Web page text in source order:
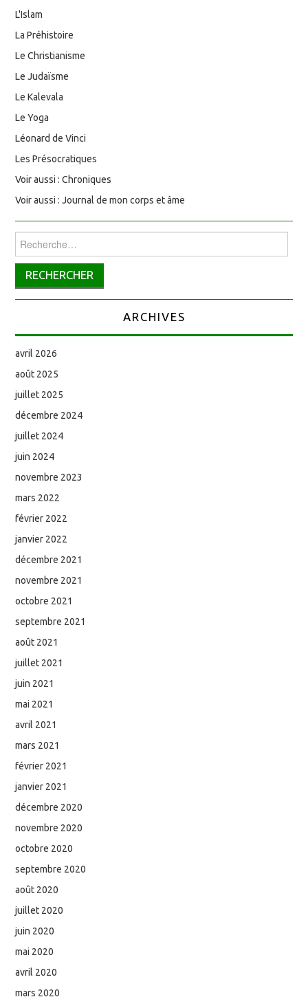
L'Islam
La Préhistoire
Le Christianisme
Le Judaïsme
Le Kalevala
Le Yoga
Léonard de Vinci
Les Présocratiques
Voir aussi : Chroniques
Voir aussi : Journal de mon corps et âme
Rechercher :
ARCHIVES
avril 2026
août 2025
juillet 2025
décembre 2024
juillet 2024
juin 2024
novembre 2023
mars 2022
février 2022
janvier 2022
décembre 2021
novembre 2021
octobre 2021
septembre 2021
août 2021
juillet 2021
juin 2021
mai 2021
avril 2021
mars 2021
février 2021
janvier 2021
décembre 2020
novembre 2020
octobre 2020
septembre 2020
août 2020
juillet 2020
juin 2020
mai 2020
avril 2020
mars 2020